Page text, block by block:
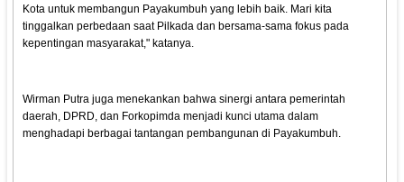
Kota untuk membangun Payakumbuh yang lebih baik. Mari kita
tinggalkan perbedaan saat Pilkada dan bersama-sama fokus pada
kepentingan masyarakat," katanya.
Wirman Putra juga menekankan bahwa sinergi antara pemerintah
daerah, DPRD, dan Forkopimda menjadi kunci utama dalam
menghadapi berbagai tantangan pembangunan di Payakumbuh.